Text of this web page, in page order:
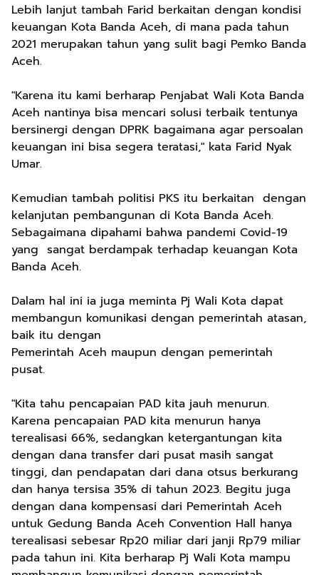
Lebih lanjut tambah Farid berkaitan dengan kondisi
keuangan Kota Banda Aceh, di mana pada tahun
2021 merupakan tahun yang sulit bagi Pemko Banda
Aceh.
"Karena itu kami berharap Penjabat Wali Kota Banda
Aceh nantinya bisa mencari solusi terbaik tentunya
bersinergi dengan DPRK bagaimana agar persoalan
keuangan ini bisa segera teratasi," kata Farid Nyak
Umar.
Kemudian tambah politisi PKS itu berkaitan dengan
kelanjutan pembangunan di Kota Banda Aceh.
Sebagaimana dipahami bahwa pandemi Covid-19
yang sangat berdampak terhadap keuangan Kota
Banda Aceh.
Dalam hal ini ia juga meminta Pj Wali Kota dapat
membangun komunikasi dengan pemerintah atasan,
baik itu dengan
Pemerintah Aceh maupun dengan pemerintah
pusat.
"Kita tahu pencapaian PAD kita jauh menurun.
Karena pencapaian PAD kita menurun hanya
terealisasi 66%, sedangkan ketergantungan kita
dengan dana transfer dari pusat masih sangat
tinggi, dan pendapatan dari dana otsus berkurang
dan hanya tersisa 35% di tahun 2023. Begitu juga
dengan dana kompensasi dari Pemerintah Aceh
untuk Gedung Banda Aceh Convention Hall hanya
terealisasi sebesar Rp20 miliar dari janji Rp79 miliar
pada tahun ini. Kita berharap Pj Wali Kota mampu